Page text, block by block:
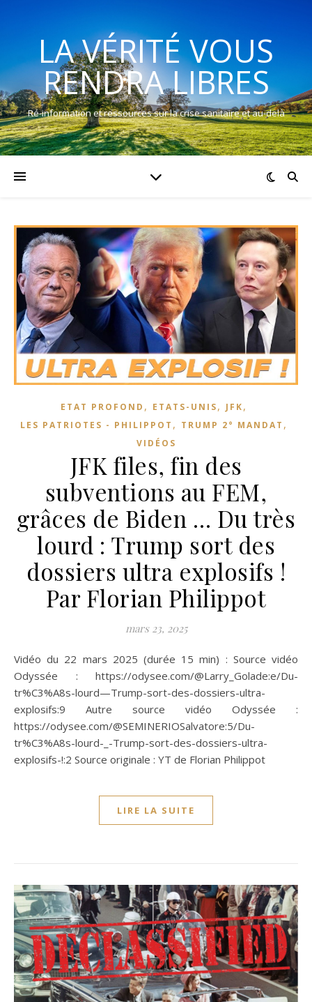
LA VÉRITÉ VOUS
RENDRA LIBRES
Ré-information et ressources sur la crise sanitaire et au-delà
ETAT PROFOND , ETATS-UNIS, JFK,
LES PATRIOTES - PHILIPPOT , TRUMP 2° MANDAT ,
VIDÉOS
JFK files, fin des
subventions au FEM,
grâces de Biden … Du très
lourd : Trump sort des
dossiers ultra explosifs !
Par Florian Philippot
mars 23, 2025
Vidéo du 22 mars 2025 (durée 15 min) : Source vidéo
Odyssée : https://odysee.com/@Larry_Golade:e/Du-
tr%C3%A8s-lourd—Trump-sort-des-dossiers-ultra-
explosifs:9 Autre source vidéo Odyssée :
https://odysee.com/@SEMINERIOSalvatore:5/Du-
tr%C3%A8s-lourd-_-Trump-sort-des-dossiers-ultra-
explosifs-!:2 Source originale : YT de Florian Philippot
LIRE LA SUITE